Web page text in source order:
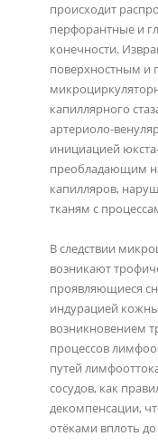
происходит
перфорантные и
конечности.
поверхностным и
капиллярного
артериоло-
инициацией
преобладающим
капилляров,
тканям с
В следствии
возникают
проявляющиеся
индурацией
возникновением
процессов
путей
сосудов, как
декомпенсации,
отёками вплоть